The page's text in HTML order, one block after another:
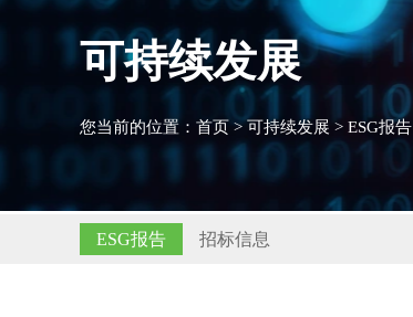
可持续发展
您当前的位置： 首页>可持续发展 > ESG报告
ESG报告 招标信息